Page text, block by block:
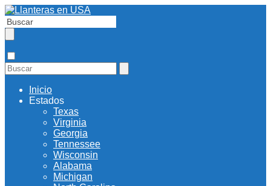
Inicio
Estados
Texas
Virginia
Georgia
Tennessee
Wisconsin
Alabama
Michigan